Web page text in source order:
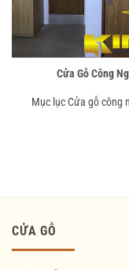
Cửa Gỗ Công
Mục lục Cửa gỗ công
CỬA GỖ